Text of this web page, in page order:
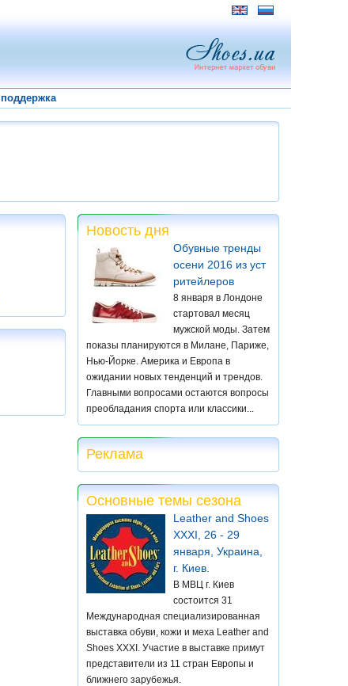
поддержка
Новость дня
Обувные тренды
осени 2016 из уст
ритейлеров
8 января в Лондоне
стартовал месяц
мужской моды. Затем
показы планируются в Милане, Париже,
Нью-Йорке. Америка и Европа в
ожидании новых тенденций и трендов.
Главными вопросами остаются вопросы
преобладания спорта или классики...
Реклама
Основные темы сезона
Leather and Shoes
XXXI, 26 - 29
января, Украина,
г. Киев.
В МВЦ г. Киев
состоится 31
Международная специализированная
выставка обуви, кожи и меха Leather and
Shoes XXXI. Участие в выставке примут
представители из 11 стран Европы и
ближнего зарубежья.